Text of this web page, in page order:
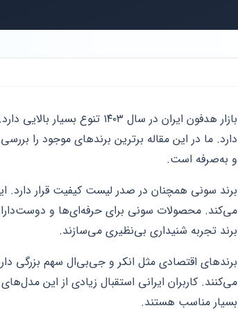
بازار هدفون ایران در سال
دارد. ما در این مقاله برترین برندهای موجود را
و به‌صرفه است.
برند سونی همچنان در صدر لیست کیفیت قرار دارد.
می‌کند. محصولات سونی برای حرفه‌ای‌ها و
برند تجربه شنیداری بی‌نظیری می‌سازند.
برندهای اقتصادی مثل انکر و جی‌بی‌ال سهم بزرگی
می‌کنند. کاربران ایرانی استقبال زیادی از این
بسیار مناسب هستند.